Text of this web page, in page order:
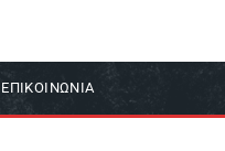
ΕΠΙΚΟΙΝΩΝΙΑ